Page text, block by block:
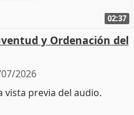
02:37
y Ordenación del
2026